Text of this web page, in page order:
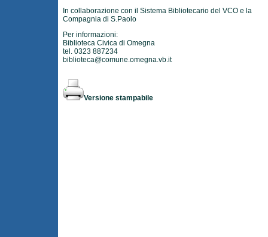
In collaborazione con il Sistema Bibliotecario del VCO e la
Compagnia di S.Paolo
Per informazioni:
Biblioteca Civica di Omegna
tel. 0323 887234
biblioteca@comune.omegna.vb.it
Versione stampabile